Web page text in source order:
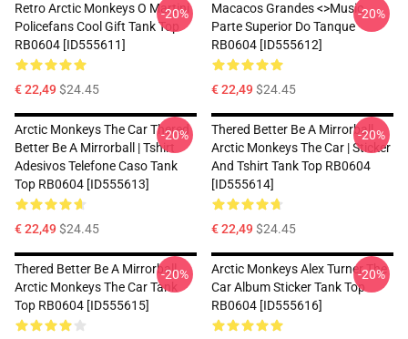
Retro Arctic Monkeys O Martini
Policefans Cool Gift Tank Top
RB0604 [ID555611]
€ 22,49$24.45
-20%
Macacos Grandes <>music
Parte Superior Do Tanque
RB0604 [ID555612]
€ 22,49$24.45
-20%
Arctic Monkeys The Car Thered
Better Be A Mirrorball | Tshirt
Adesivos Telefone Caso Tank
Top RB0604 [ID555613]
€ 22,49$24.45
-20%
Thered Better Be A Mirrorball
Arctic Monkeys The Car | Sticker
And Tshirt Tank Top RB0604
[ID555614]
€ 22,49$24.45
-20%
Thered Better Be A Mirrorball
Arctic Monkeys The Car Tank
Top RB0604 [ID555615]
-20%
Arctic Monkeys Alex Turner The
Car Album Sticker Tank Top
RB0604 [ID555616]
-20%